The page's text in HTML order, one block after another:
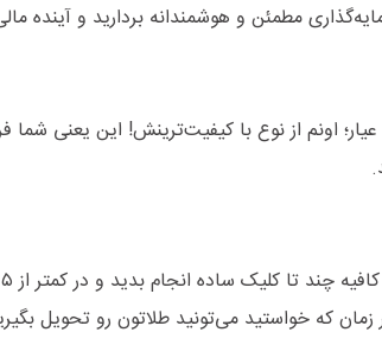
مطمئن و هوشمندانه بردارید و آینده
در گلدیکا، هم طلای 18 عیار معامله میشه و هم طلای 24 عیار؛ اونم از نوع با
که خواستید می‌تونید طلاتون رو تحویل